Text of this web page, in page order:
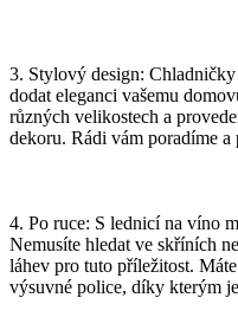
3. Stylový design:
dodat eleganci vašemu
různých velikostech a
dekoru. Rádi vám poradíme a
4. Po ruce: S lednicí na víno
Nemusíte hledat ve skříních
láhev pro tuto příležitost.
výsuvné police, díky kterým